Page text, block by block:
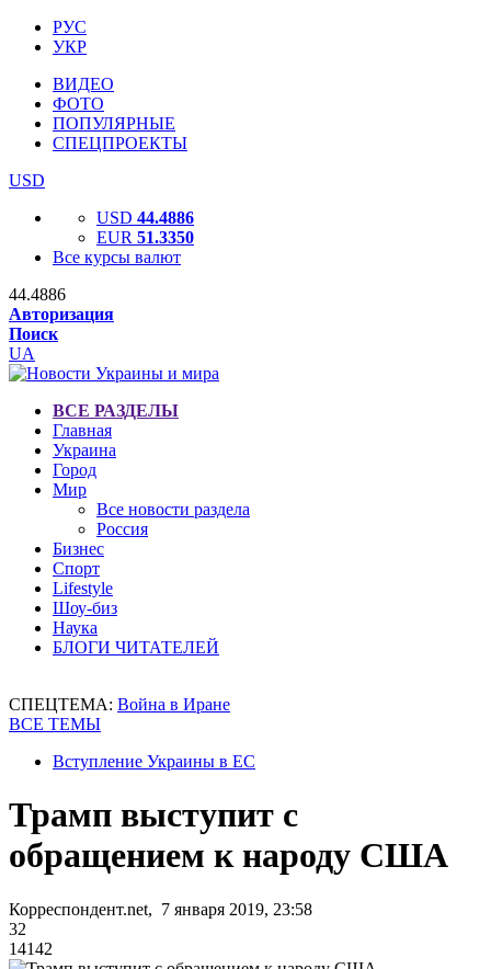
РУС
УКР
ВИДЕО
ФОТО
ПОПУЛЯРНЫЕ
СПЕЦПРОЕКТЫ
USD
USD 44.4886
EUR 51.3350
Все курсы валют
44.4886
Авторизация
Поиск
UA
ВСЕ РАЗДЕЛЫ
Главная
Украина
Город
Мир
Все новости раздела
Россия
Бизнес
Спорт
Lifestyle
Шоу-биз
Наука
БЛОГИ ЧИТАТЕЛЕЙ
СПЕЦТЕМА: Война в Иране
ВСЕ ТЕМЫ
Вступление Украины в ЕС
Трамп выступит с
обращением к народу США
Корреспондент.net, 7 января 2019, 23:58
32
14142